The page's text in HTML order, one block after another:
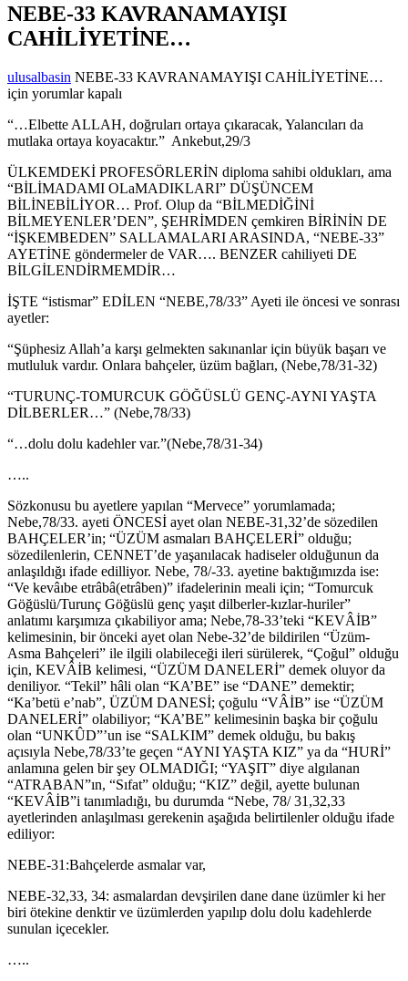
NEBE-33 KAVRANAMAYIŞI
CAHİLİYETİNE…
ulusalbasin NEBE-33 KAVRANAMAYIŞI CAHİLİYETİNE…
için yorumlar kapalı
“…Elbette ALLAH, doğruları ortaya çıkaracak, Yalancıları da
mutlaka ortaya koyacaktır.” Ankebut,29/3
ÜLKEMDEKİ PROFESÖRLERİN diploma sahibi oldukları, ama
“BİLİMADAMI OLaMADIKLARI” DÜŞÜNCEM
BİLİNEBİLİYOR… Prof. Olup da “BİLMEDİĞİNİ
BİLMEYENLER’DEN”, ŞEHRİMDEN çemkiren BİRİNİN DE
“İŞKEMBEDEN” SALLAMALARI ARASINDA, “NEBE-33”
AYETİNE göndermeler de VAR…. BENZER cahiliyeti DE
BİLGİLENDİRMEMDİR…
İŞTE “istismar” EDİLEN “NEBE,78/33” Ayeti ile öncesi ve sonrası
ayetler:
“Şüphesiz Allah’a karşı gelmekten sakınanlar için büyük başarı ve
mutluluk vardır. Onlara bahçeler, üzüm bağları, (Nebe,78/31-32)
“TURUNÇ-TOMURCUK GÖĞÜSLÜ GENÇ-AYNI YAŞTA
DİLBERLER…” (Nebe,78/33)
“…dolu dolu kadehler var.”(Nebe,78/31-34)
…..
Sözkonusu bu ayetlere yapılan “Mervece” yorumlamada;
Nebe,78/33. ayeti ÖNCESİ ayet olan NEBE-31,32’de sözedilen
BAHÇELER’in; “ÜZÜM asmaları BAHÇELERİ” olduğu;
sözedilenlerin, CENNET’de yaşanılacak hadiseler olduğunun da
anlaşıldığı ifade edilliyor. Nebe, 78/-33. ayetine baktığımızda ise:
“Ve kevâıbe etrâbâ(etrâben)” ifadelerinin meali için; “Tomurcuk
Göğüslü/Turunç Göğüslü genç yaşıt dilberler-kızlar-huriler”
anlatımı karşımıza çıkabiliyor ama; Nebe,78-33’teki “KEVÂİB”
kelimesinin, bir önceki ayet olan Nebe-32’de bildirilen “Üzüm-
Asma Bahçeleri” ile ilgili olabileceği ileri sürülerek, “Çoğul” olduğu
için, KEVÂİB kelimesi, “ÜZÜM DANELERİ” demek oluyor da
deniliyor. “Tekil” hâli olan “KA’BE” ise “DANE” demektir;
“Ka’betü e’nab”, ÜZÜM DANESİ; çoğulu “VÂİB” ise “ÜZÜM
DANELERİ” olabiliyor; “KA’BE” kelimesinin başka bir çoğulu
olan “UNKÛD”’un ise “SALKIM” demek olduğu, bu bakış
açısıyla Nebe,78/33’te geçen “AYNI YAŞTA KIZ” ya da “HURİ”
anlamına gelen bir şey OLMADIĞI; “YAŞIT” diye algılanan
“ATRABAN”ın, “Sıfat” olduğu; “KIZ” değil, ayette bulunan
“KEVÂİB”i tanımladığı, bu durumda “Nebe, 78/ 31,32,33
ayetlerinden anlaşılması gerekenin aşağıda belirtilenler olduğu ifade
ediliyor:
NEBE-31:Bahçelerde asmalar var,
NEBE-32,33, 34: asmalardan devşirilen dane dane üzümler ki her
biri ötekine denktir ve üzümlerden yapılıp dolu dolu kadehlerde
sunulan içecekler.
…..